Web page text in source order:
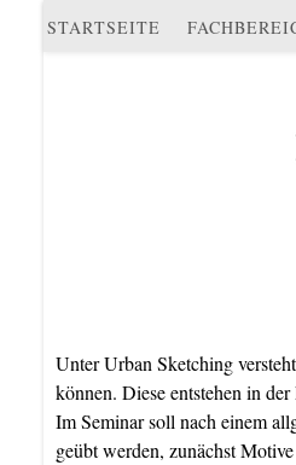
STARTSEITE
Unter Urban Sketching
können. Diese entstehen in
Im Seminar soll nach einem
geübt werden, zunächst